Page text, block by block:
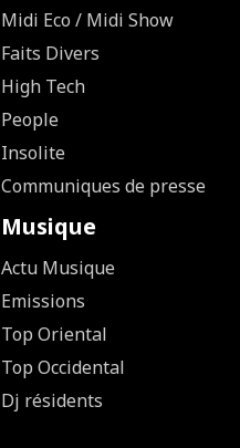
Midi Eco / Midi Show
Faits Divers
High Tech
People
Insolite
Communiques de presse
Musique
Actu Musique
Emissions
Top Oriental
Top Occidental
Dj résidents